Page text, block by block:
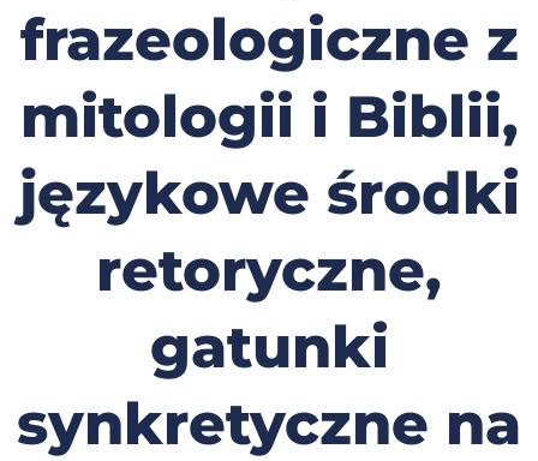
frazeologiczne z
mitologii i Biblii,
językowe środki
retoryczne,
gatunki
synkretyczne na